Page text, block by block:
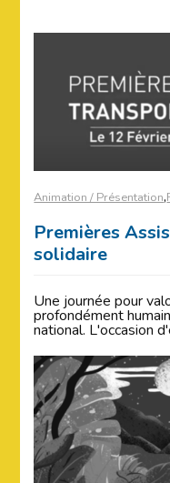
Animation / Présentation,
Premières
solidaire
Une journée pour
profondément
national. L'occasion